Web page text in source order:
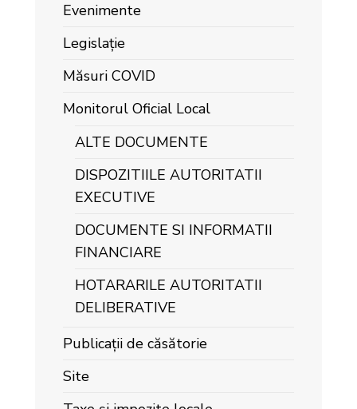
Evenimente
Legislație
Măsuri COVID
Monitorul Oficial Local
ALTE DOCUMENTE
DISPOZITIILE AUTORITATII
EXECUTIVE
DOCUMENTE SI INFORMATII
FINANCIARE
HOTARARILE AUTORITATII
DELIBERATIVE
Publicații de căsătorie
Site